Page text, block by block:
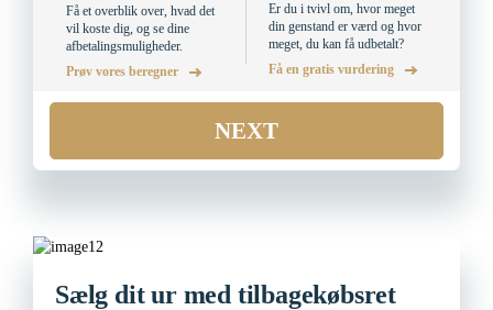
Sælg dit ur med tilbagekøbsret
Få et overblik over, hvad det
vil koste dig, og se dine
afbetalingsmuligheder.
Prøv vores beregner
Er du i tvivl om, hvor meget
din genstand er værd og hvor
meget, du kan få udbetalt?
Få en gratis vurdering
NEXT